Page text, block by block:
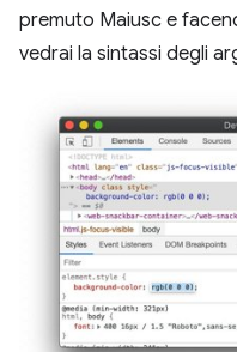
premuto Maiusc e
vedrai la sintassi degli